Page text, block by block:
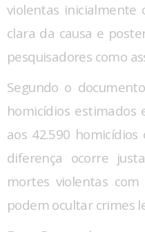
violentas inicialmente
clara da causa e
pesquisadores como
Segundo o
homicídios estimados
aos 42.590
diferença ocorre
mortes violentas
podem ocultar crimes